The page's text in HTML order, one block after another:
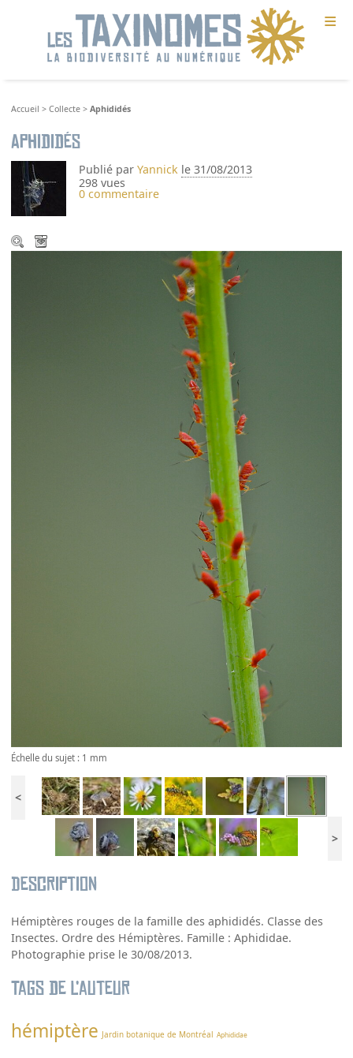
≡
Accueil >Collecte >Aphididés
Aphididés
Publié parYannick le 31/08/2013
298 vues
0 commentaire
Échelle du sujet : 1 mm
<
>
Description
Hémiptères rouges de la famille des aphididés. Classe des
Insectes. Ordre des Hémiptères. Famille : Aphididae.
Photographie prise le 30/08/2013.
Tags de l’auteur
hémiptère Jardin botanique de Montréal Aphididae